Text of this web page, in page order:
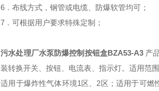
6．布线方式，钢管或电缆、防爆软管均可；
7．可根据用户要求特殊定制；
污水处理厂水泵防爆控制按钮盒BZA53-A3产
装转换开关、按钮、电流表、指示灯。适用范围
适用于爆炸性气体环境1区、2区；适用于可燃